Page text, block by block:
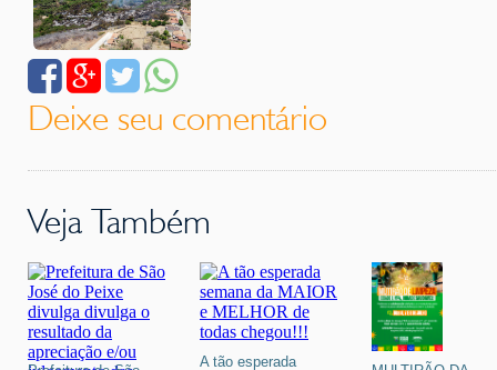
Deixe seu comentário
Veja Também
A tão esperada